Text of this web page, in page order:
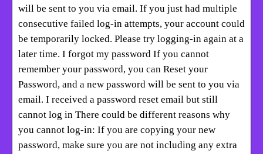
will be sent to you via email. If you just had multiple
consecutive failed log-in attempts, your account could
be temporarily locked. Please try logging-in again at a
later time. I forgot my password If you cannot
remember your password, you can Reset your
Password, and a new password will be sent to you via
email. I received a password reset email but still
cannot log in There could be different reasons why
you cannot log-in: If you are copying your new
password, make sure you are not including any extra